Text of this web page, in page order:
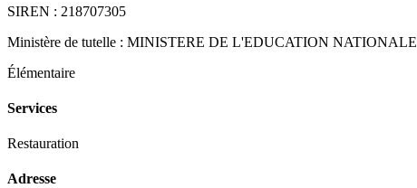
SIREN : 218707305
Ministère de tutelle : MINISTERE DE L'EDUCATION NATIONALE
Élémentaire
Services
Restauration
Adresse